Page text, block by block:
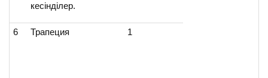
кесінділер.
6 Трапеция 1